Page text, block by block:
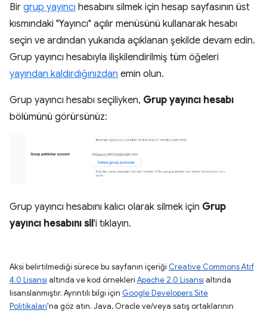
Bir grup yayıncı hesabını silmek için hesap sayfasının üst
kısmındaki "Yayıncı" açılır menüsünü kullanarak hesabı
seçin ve ardından yukarıda açıklanan şekilde devam edin.
Grup yayıncı hesabıyla ilişkilendirilmiş tüm öğeleri
yayından kaldırdığınızdan emin olun.
Grup yayıncı hesabı seçiliyken, Grup yayıncı hesabı
bölümünü görürsünüz:
Grup yayıncı hesabını kalıcı olarak silmek için Grup
yayıncı hesabını sil'i tıklayın.
Aksi belirtilmediği sürece bu sayfanın içeriği Creative Commons Atıf
4.0 Lisansı altında ve kod örnekleri Apache 2.0 Lisansı altında
lisanslanmıştır. Ayrıntılı bilgi için Google Developers Site
Politikaları'na göz atın. Java, Oracle ve/veya satış ortaklarının